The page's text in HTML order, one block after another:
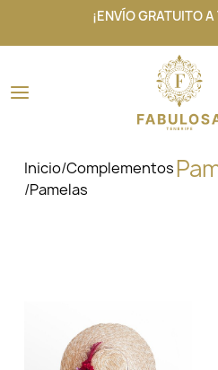
¡ENVÍO GRATUITO
Inicio/Complementos
/Pamelas